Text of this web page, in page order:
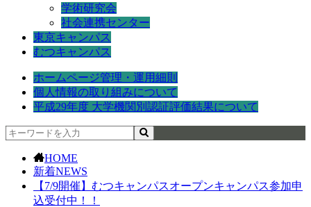
学術研究会
社会連携センター
東京キャンパス
むつキャンパス
ホームページ管理・運用細則
個人情報の取り組みについて
平成29年度 大学機関別認証評価結果について
HOME
新着NEWS
【7/9開催】むつキャンパスオープンキャンパス参加申
込受付中！！